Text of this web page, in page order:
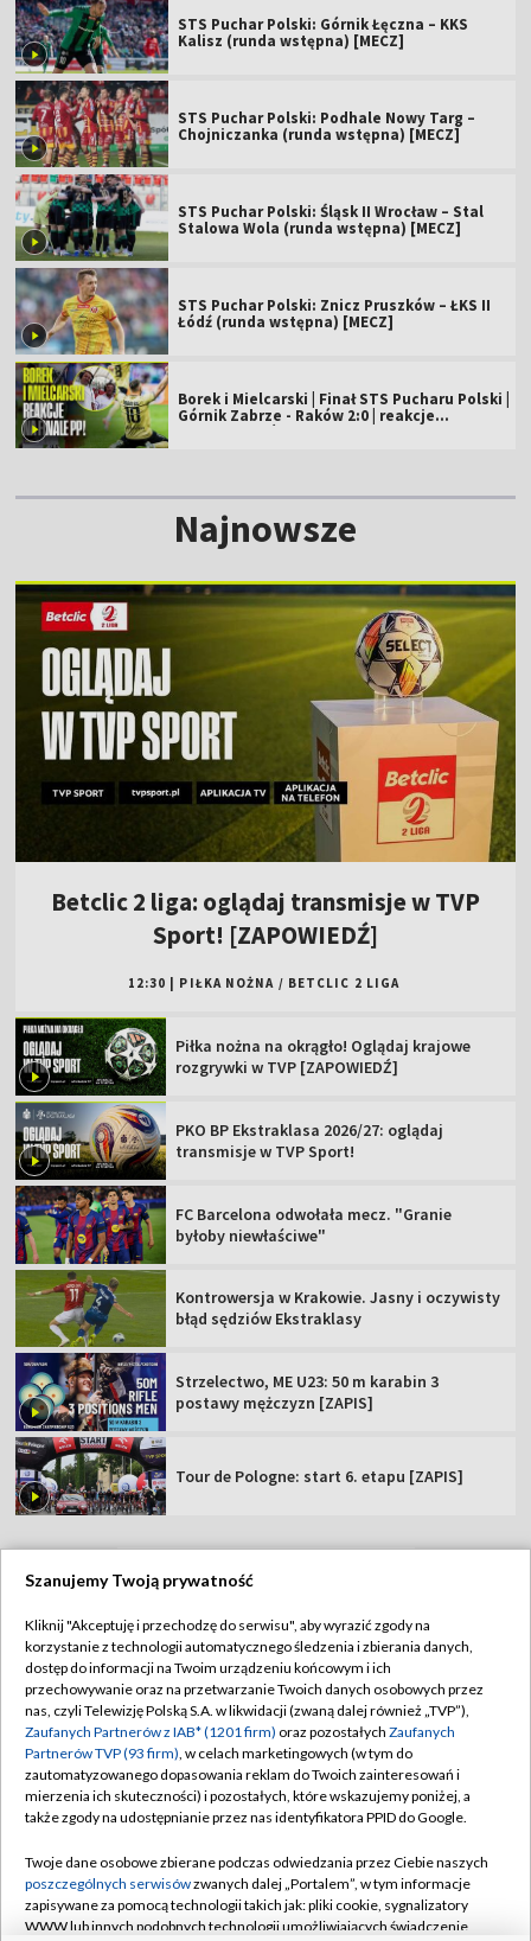
STS Puchar Polski: Górnik Łęczna – KKS
Kalisz (runda wstępna) [MECZ]
STS Puchar Polski: Podhale Nowy Targ –
Chojniczanka (runda wstępna) [MECZ]
STS Puchar Polski: Śląsk II Wrocław – Stal
Stalowa Wola (runda wstępna) [MECZ]
STS Puchar Polski: Znicz Pruszków – ŁKS II
Łódź (runda wstępna) [MECZ]
Borek i Mielcarski | Finał STS Pucharu Polski |
Górnik Zabrze - Raków 2:0 | reakcje
komentatorów
Najnowsze
Betclic 2 liga: oglądaj transmisje w TVP
Sport! [ZAPOWIEDŹ]
12:30 PIŁKA NOŻNA / BETCLIC 2 LIGA
Piłka nożna na okrągło! Oglądaj krajowe
rozgrywki w TVP [ZAPOWIEDŹ]
PKO BP Ekstraklasa 2026/27: oglądaj
transmisje w TVP Sport!
FC Barcelona odwołała mecz. "Granie
byłoby niewłaściwe"
Kontrowersja w Krakowie. Jasny i oczywisty
błąd sędziów Ekstraklasy
Strzelectwo, ME U23: 50 m karabin 3
postawy mężczyzn [ZAPIS]
Tour de Pologne: start 6. etapu [ZAPIS]
Abonament TVP
Sklep TVP
Biuro Reklamy
Oferta Handlowa
Telegazeta ogłoszenia
Rada Programowa
Ogłoszenia przetargowe
Regulamin TVP
Polityka prywatności
Moje zgody
Biuro reklamy
Kontakt
Kanały
©2026 Telewizja Polska Spółka Akcyjna w likwidacji
Szanujemy Twoją prywatność
Kliknij "Akceptuję i przechodzę do serwisu", aby wyrazić zgody na
korzystanie z technologii automatycznego śledzenia i zbierania danych,
dostęp do informacji na Twoim urządzeniu końcowym i ich
przechowywanie oraz na przetwarzanie Twoich danych osobowych przez
nas, czyli Telewizję Polską S.A. w likwidacji (zwaną dalej również „TVP”),
Zaufanych Partnerów z IAB* (1201 firm) oraz pozostałych Zaufanych
Partnerów TVP (93 firm), w celach marketingowych (w tym do
zautomatyzowanego dopasowania reklam do Twoich zainteresowań i
mierzenia ich skuteczności) i pozostałych, które wskazujemy poniżej, a
także zgody na udostępnianie przez nas identyfikatora PPID do Google.
Twoje dane osobowe zbierane podczas odwiedzania przez Ciebie naszych
poszczególnych serwisówzwanych dalej „Portalem”, w tym informacje
zapisywane za pomocą technologii takich jak: pliki cookie, sygnalizatory
WWW lub innych podobnych technologii umożliwiających świadczenie